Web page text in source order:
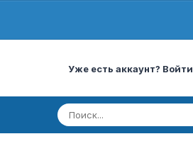
Уже есть аккаунт? Войти